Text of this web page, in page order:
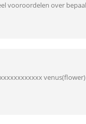
vooroordelen over
venus(flower)